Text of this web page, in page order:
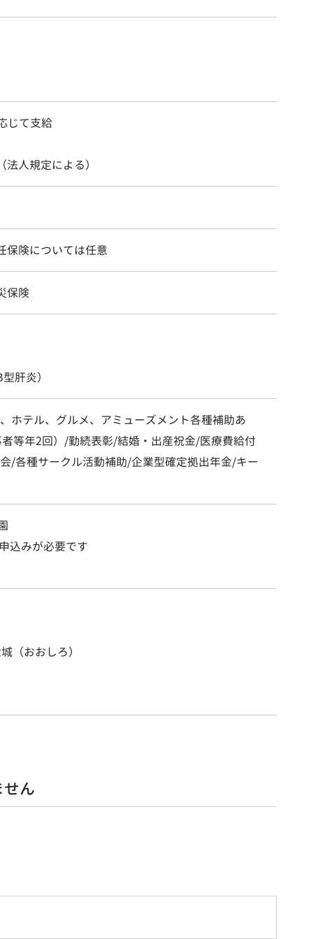
じて支給
人規定による）
保険については任意
保険
肝炎）
ホテル、グルメ、アミューズメント各種補助あ
等年2回）/勤続表彰/結婚・出産祝金/医療費給付
/各種サークル活動補助/企業型確定拠出年金/キー
込みが必要です
（おおしろ）
ん